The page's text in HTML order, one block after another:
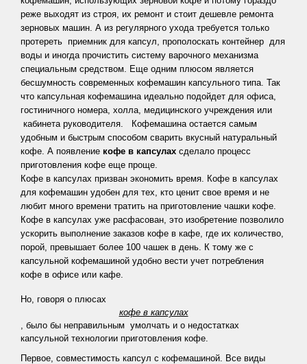
френч
пресса
Кофе
в
капсулах
Nespresso
РУБРИКИ
Статьи
о
чае
Статьи
кофе
Статьи
кофемашинах
Справочная
реже выходят из строя, их ремонт и стоит дешевле ремонта
зерновых машин. А из регулярного ухода требуется только
протереть приемник для капсул, прополоскать контейнер для
воды и иногда прочистить систему варочного механизма
специальным средством. Еще одним плюсом является
бесшумность современных кофемашин капсульного типа. Так
что капсульная кофемашина идеально подойдет для офиса,
гостиничного номера, холла, медицинского учреждения или
кабинета руководителя.
Кофемашина остается самым
удобным и быстрым способом сварить вкусный натуральный
кофе. А появление кофе в капсулах сделало процесс
приготовления кофе еще проще.
Кофе в капсулах призван экономить время. Кофе в капсулах
для кофемашин удобен для тех, кто ценит свое время и не
любит много времени тратить на приготовление чашки кофе.
Кофе в капсулах уже расфасован, это изобретение позволило
ускорить выполнение заказов кофе в кафе, где их количество,
порой, превышает более 100 чашек в день. К тому же с
капсульной кофемашиной удобно вести учет потребления
кофе в офисе или кафе.
Но, говоря о плюсах
кофе в капсулах
, было бы неправильным умолчать и о недостатках
капсульной технологии приготовления кофе.
Первое, совместимость капсул с кофемашиной. Все виды